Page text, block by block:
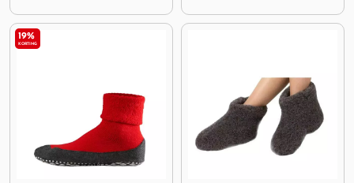
19%
KORTING